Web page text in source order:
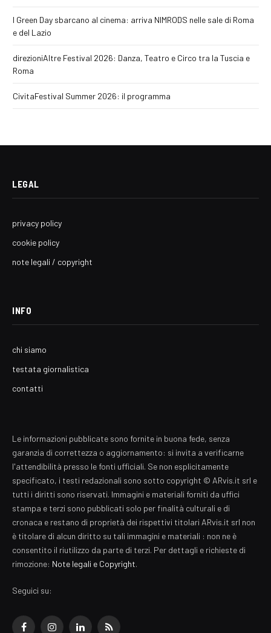
I Green Day sbarcano al cinema: arriva NIMRODS nelle sale di Roma
e del Lazio
direzioniAltre Festival 2026: Danza, Teatro e Circo tra la Tuscia e
Roma
CivitaFestival Summer 2026: il programma
LEGAL
privacy policy
cookie policy
note legali / copyright
INFO
chi siamo
testata giornalistica
contatti
Le informazioni pubblicate sono fornite in buona fede, senza
garanzia di correttezza o aggiornamento: si invita a verificarne
l'attendibilità presso le fonti ufficiali. Se non esplicitamente
specificato, i testi redazionali sono sotto copyright © ARvis.it srl e
tutti i diritti sono riservati. Immagini e materiali forniti da uffici
stampa e terzi sono pubblicati solo per finalità culturali e di
cronaca e restano di proprietà dei rispettivi titolari ARvis.it srl non
è titolare di alcun diritto su tali immagini e materiali : non ne è
consentito il riutilizzo da parte di terzi. Per dettagli e richieste di
rimozione: Note legali e Copyright.
Seguici su: